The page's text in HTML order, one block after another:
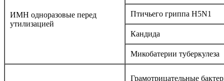
ИМН одноразовые перед
утилизацией
Птичьего гриппа H5N1
Кандида
Микобатерии туберкулеза
Грамотрицательные